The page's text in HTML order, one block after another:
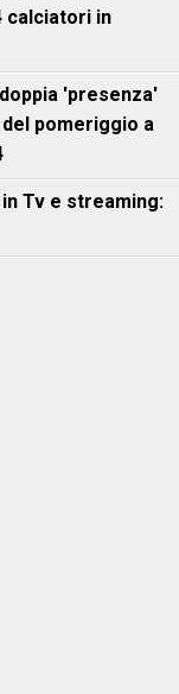
calciatori in
'presenza'
pomeriggio a
Tv e streaming: